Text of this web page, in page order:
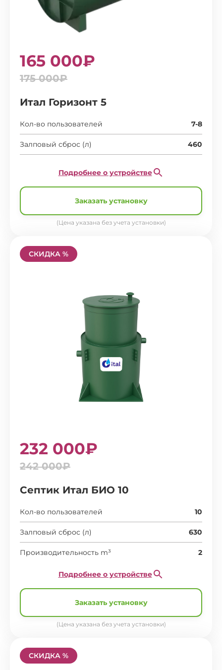
165 000₽
175 000₽
Итал Горизонт 5
Кол-во пользователей 7-8
Залповый сброс (л) 460
Подробнее о устройстве
Заказать установку
(Цена указана без учета установки)
СКИДКА %
232 000₽
242 000₽
Септик Итал БИО 10
Кол-во пользователей 10
Залповый сброс (л) 630
Производительность m³ 2
Подробнее о устройстве
Заказать установку
(Цена указана без учета установки)
СКИДКА %